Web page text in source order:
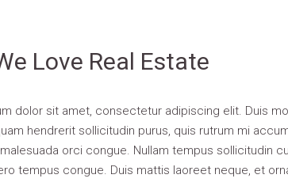
Love Real Estate
dolor sit amet, consectetur adipiscing elit. Duis
hendrerit sollicitudin purus, quis rutrum mi
orci congue. Nullam tempus sollicitudin
tempus congue. Duis mattis laoreet neque, et